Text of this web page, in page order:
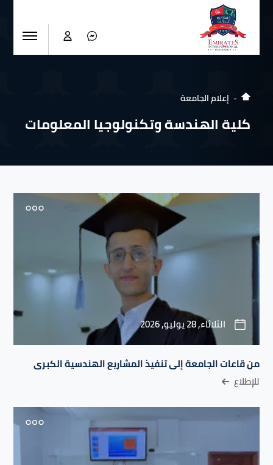
إعلام الجامعة
كلية الهندسة وتكنولوجيا المعلومات
الثلاثاء, 28 يوليو, 2026
من قاعات الجامعة إلى تنفيذ المشاريع الهندسية الكبرى
للإطلاع